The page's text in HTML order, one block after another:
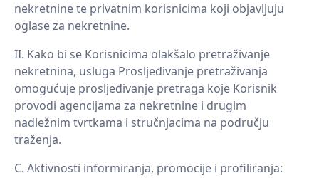
nekretnine te privatnim korisnicima koji objavljuju
oglase za nekretnine.
Kako bi se Korisnicima olakšalo pretraživanje
nekretnina, usluga Prosljeđivanje pretraživanja
omogućuje prosljeđivanje pretraga koje Korisnik
provodi agencijama za nekretnine i drugim
nadležnim tvrtkama i stručnjacima na području
traženja.
Aktivnosti informiranja, promocije i profiliranja: